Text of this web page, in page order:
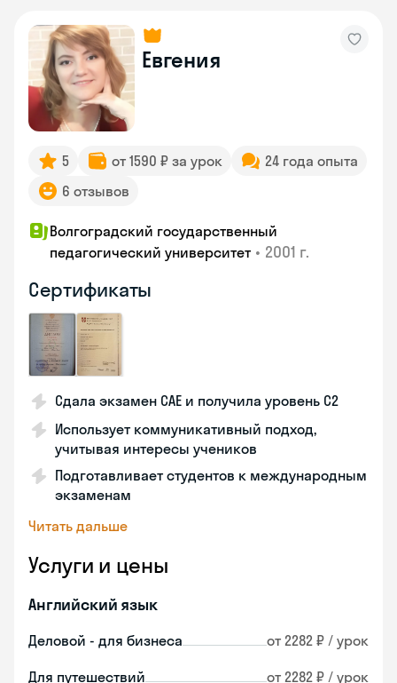
Евгения
5 от 1590 ₽ за урок
24 года опыта
6 отзывов
Волгоградский государственный
педагогический университет • 2001 г.
Сертификаты
Сдала экзамен CAE и получила уровень С2
Использует коммуникативный подход,
учитывая интересы учеников
Подготавливает студентов к международным
экзаменам
Читать дальше
Услуги и цены
Английский язык
Деловой - для бизнеса от 2282 ₽ / урок
Для путешествий от 2282 ₽ / урок